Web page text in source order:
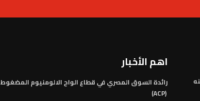
اهم الأخبار
رائدة السوق المصري في قطاع الواح الالومنيوم المضغوط
(ACP)